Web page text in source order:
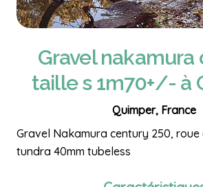
1 / 2
Gravel
taille s 1m70+/- à
Quimper, France
Gravel Nakamura century 250, roue
tundra 40mm tubeless